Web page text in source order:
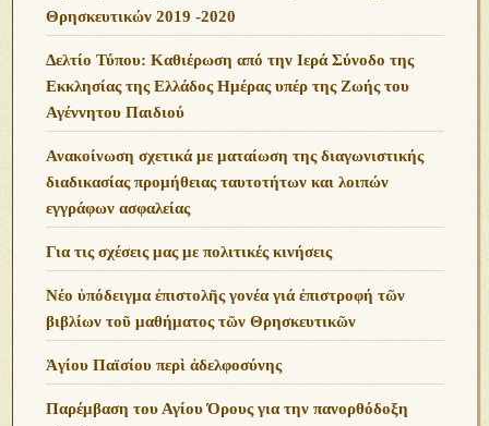
Θρησκευτικών 2019 -2020
Δελτίο Τύπου: Καθιέρωση από την Ιερά Σύνοδο της
Εκκλησίας της Ελλάδος Ημέρας υπέρ της Ζωής του
Αγέννητου Παιδιού
Ανακοίνωση σχετικά με ματαίωση της διαγωνιστικής
διαδικασίας προμήθειας ταυτοτήτων και λοιπών
εγγράφων ασφαλείας
Για τις σχέσεις μας με πολιτικές κινήσεις
Νέο ὑπόδειγμα ἐπιστολῆς γονέα γιά ἐπιστροφή τῶν
βιβλίων τοῦ μαθήματος τῶν Θρησκευτικῶν
Ἁγίου Παϊσίου περὶ ἀδελφοσύνης
Παρέμβαση του Αγίου Όρους για την πανορθόδοξη